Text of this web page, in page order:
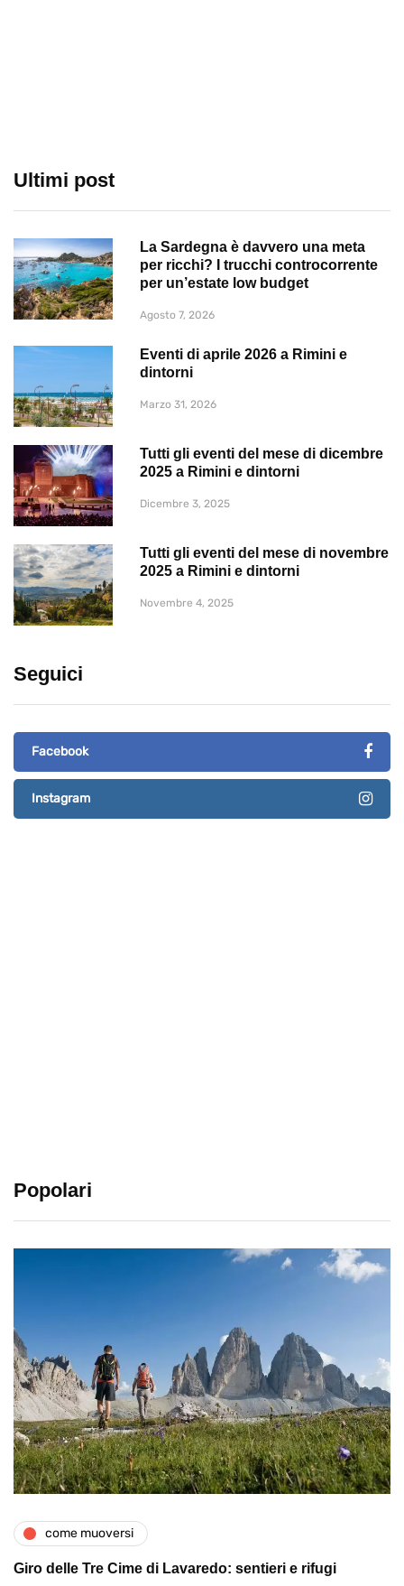
Ultimi post
La Sardegna è davvero una meta
per ricchi? I trucchi controcorrente
per un’estate low budget
Agosto 7, 2026
Eventi di aprile 2026 a Rimini e
dintorni
Marzo 31, 2026
Tutti gli eventi del mese di dicembre
2025 a Rimini e dintorni
Dicembre 3, 2025
Tutti gli eventi del mese di novembre
2025 a Rimini e dintorni
Novembre 4, 2025
Seguici
Facebook
Instagram
Popolari
come muoversi
Giro delle Tre Cime di Lavaredo: sentieri e rifugi